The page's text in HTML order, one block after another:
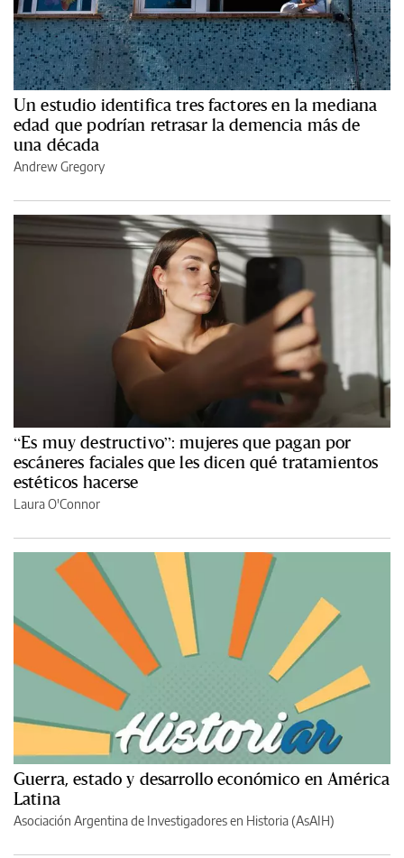
Un estudio identifica tres factores en la mediana
edad que podrían retrasar la demencia más de
una década
Andrew Gregory
“Es muy destructivo”: mujeres que pagan por
escáneres faciales que les dicen qué tratamientos
estéticos hacerse
Laura O'Connor
Guerra, estado y desarrollo económico en América
Latina
Asociación Argentina de Investigadores en Historia (AsAIH)